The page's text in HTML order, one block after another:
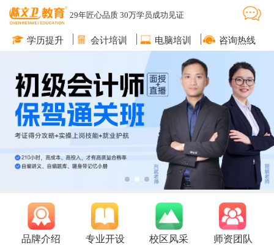
29年匠心品质 30万学员成功见证
学历提升 会计培训 电脑培训 咨询热线
品牌介绍 专业开设 校区风采 师资团队